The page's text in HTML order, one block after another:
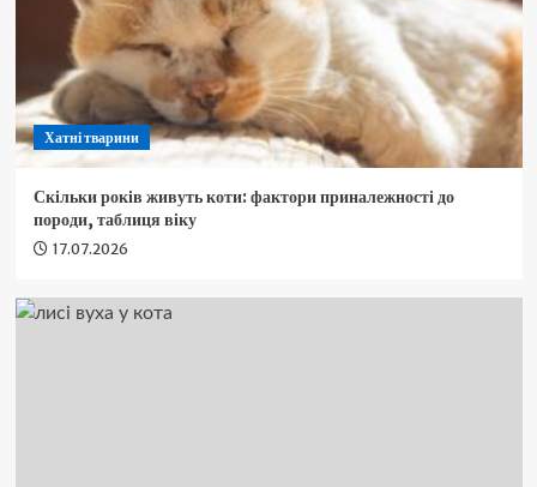
Хатні тварини
Скільки років живуть коти: фактори приналежності до
породи, таблиця віку
17.07.2026